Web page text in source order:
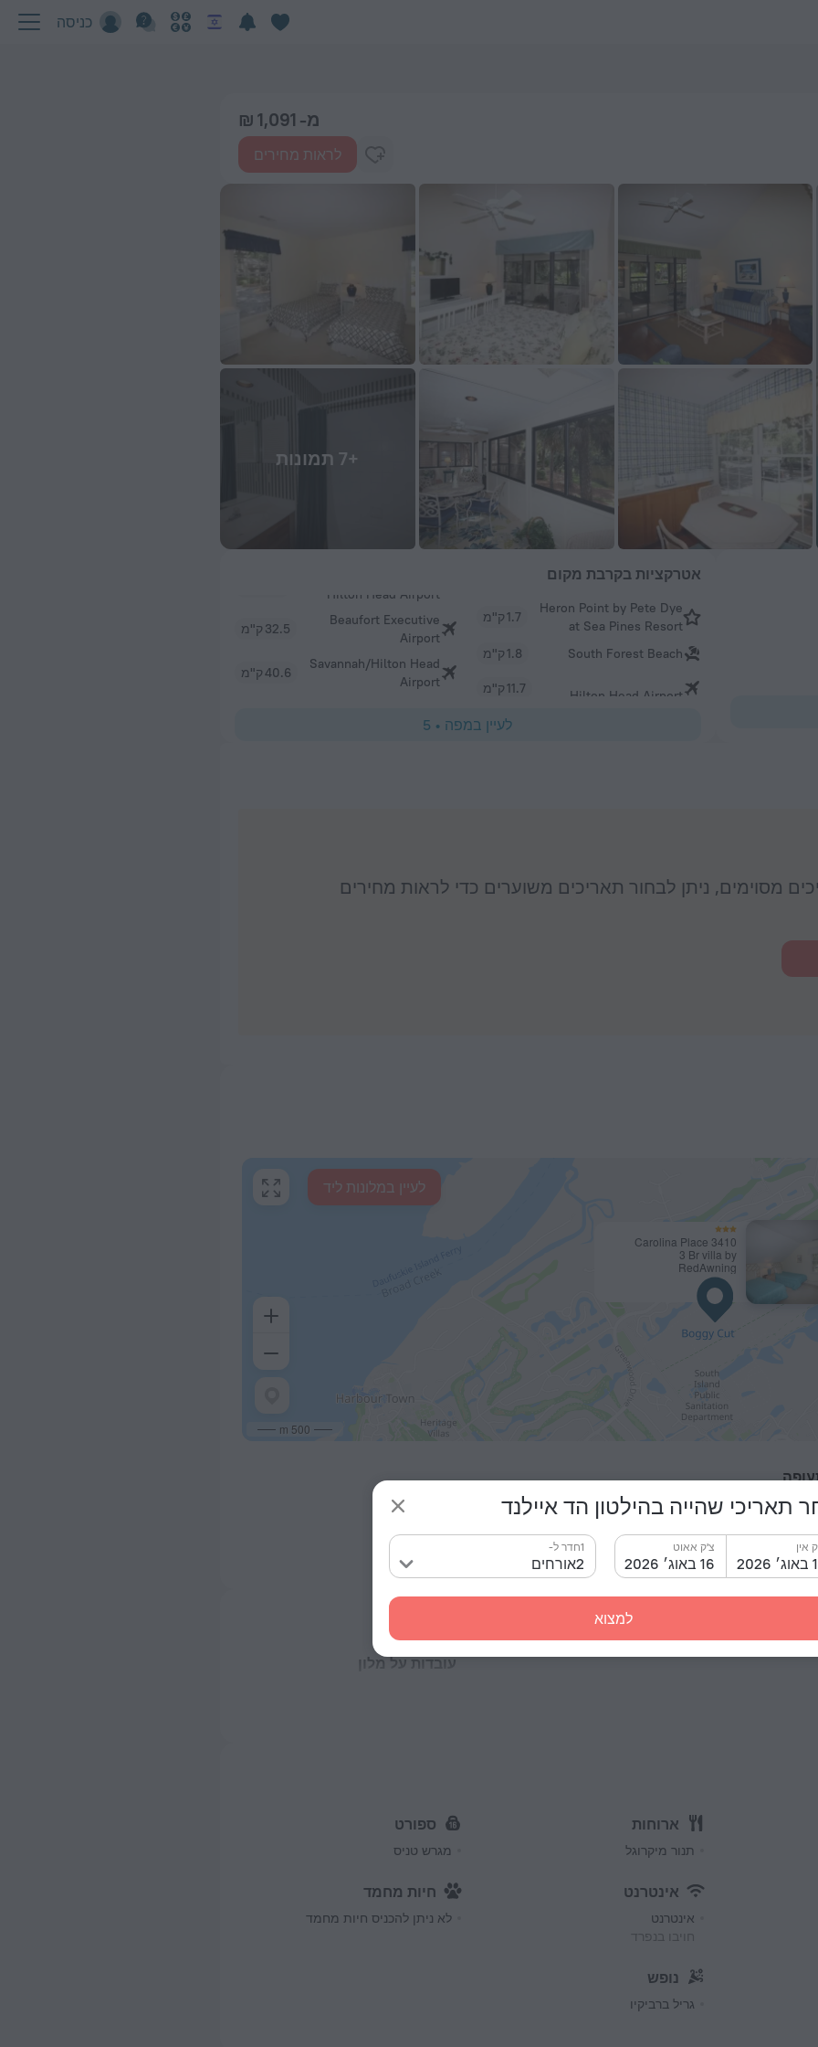
כניסה
תאריכי שהייה בהילטון הד איילנד
אין
16 באוג׳ 2026
צ'ק אאוט
2אורחים
1חדר ל-
למצוא
מ- 1,091 ₪
לראות מחירים
+7 תמונות
אטרקציות בקרבת מקום
Heron Point by Pete Dye
at Sea Pines Resort
1.7 ק"מ
South Forest Beach 1.8 ק"מ
Hilton Head Airport 11.7 ק"מ
Beaufort Executive
Airport
32.5 ק"מ
Savannah/Hilton Head
Airport
40.6 ק"מ
לעיין במפה •
5
מסוימים, ניתן לבחור תאריכים משוערים כדי לראות מחירים
3410 Carolina Place
3 Br villa by
RedAwning
500 m
לעיין במלונות ליד
Hilton Head Airport
Beaufort Executive Airport
Savannah/Hilton Head Airport
עובדות על מלון
מס' חדרים ארוחות
תנור מיקרוגל
אינטרנט
אינטרנט
חויבו בנפרד
נופש
גריל ברביקיו
ספורט
מגרש טניס
חיות מחמד
לא ניתן להכניס חיות מחמד